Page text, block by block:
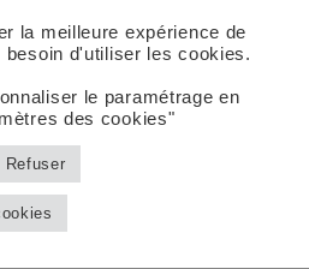
la meilleure expérience de
d'utiliser les cookies.
le paramétrage en
des cookies"
Refuser